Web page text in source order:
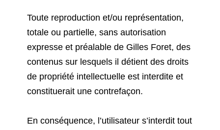
Toute reproduction et/ou représentation,
totale ou partielle, sans autorisation
expresse et préalable de Gilles Foret, des
contenus sur lesquels il détient des droits
de propriété intellectuelle est interdite et
constituerait une contrefaçon.
En conséquence, l’utilisateur s’interdit tout